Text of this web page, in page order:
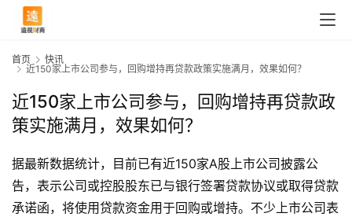
首页
快讯
近150家上市公司参与，回购增持再贷款政策实施满月，效果如何？
近150家上市公司参与，回购增持再贷款政
策实施满月，效果如何？
据最新数据统计，目前已有近150家A股上市公司披露公
告，表示公司或控股股东已与银行签署贷款协议或取得贷款
承诺函，将使用贷款资金用于回购或增持。不少上市公司表